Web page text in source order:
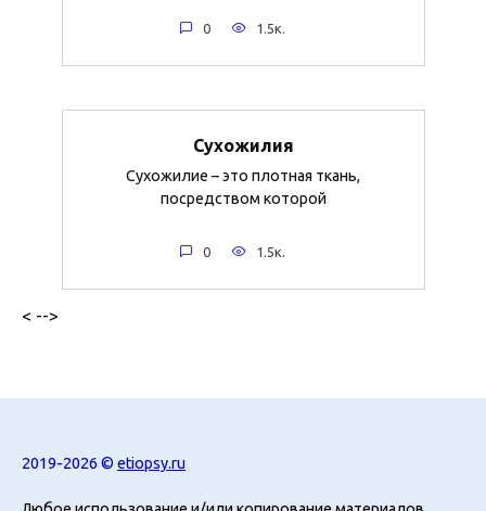
0 1.5к.
Сухожилия
Сухожилие – это плотная ткань,
посредством которой
0 1.5к.
< -->
2019-2026 © etiopsy.ru